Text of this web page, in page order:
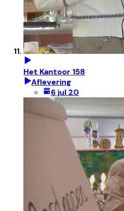
Het Kantoor 158
Aflevering
6 jul 20